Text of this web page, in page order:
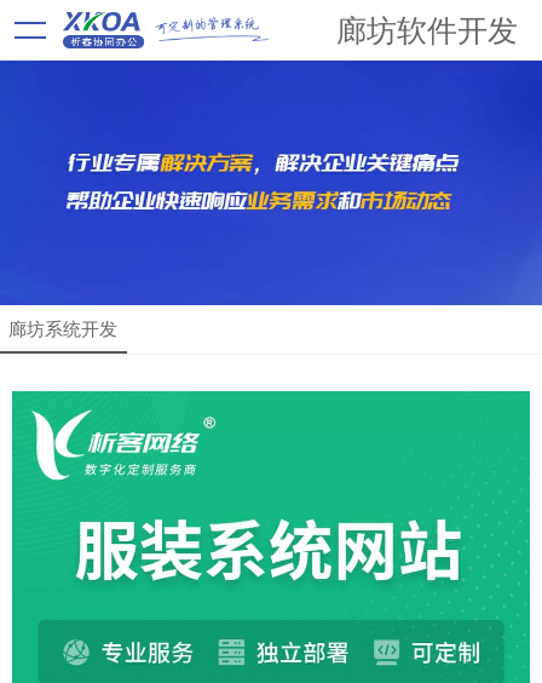
廊坊软件开发
廊坊系统开发